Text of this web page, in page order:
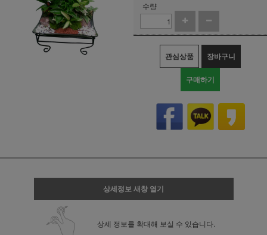
수량
관심상품 장바구니
구매하기
상세정보 새창 열기
상세 정보를 확대해 보실 수 있습니다.